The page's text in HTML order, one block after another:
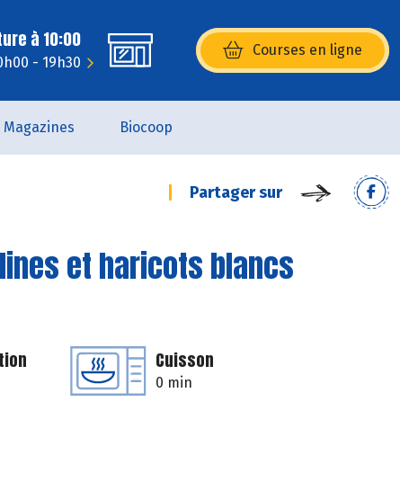
à 10:00
- 19h30
Courses en ligne
(s’ouvre dans une nouvelle
Magazines Biocoop
Partager sur
et haricots blancs
Cuisson
0 min